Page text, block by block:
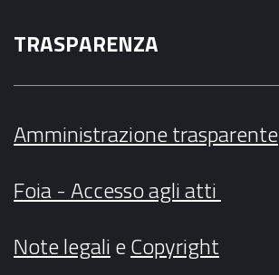
TRASPARENZA
Amministrazione trasparente
Foia - Accesso agli atti
Note legalieCopyright